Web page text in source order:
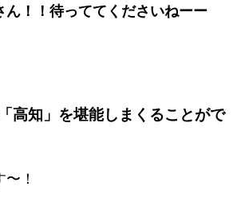
ん！！待っててくださいねーー
高知」を堪能しまくることがで
！